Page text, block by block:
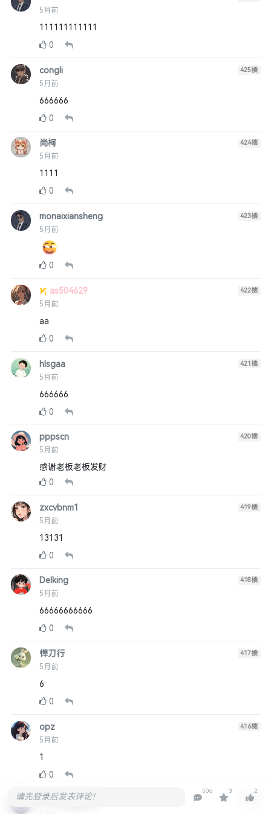
请先登录后发表评论！
506 3 2
5月前
111111111111
0
congli
5月前
425楼
666666
0
尚柯
5月前
424楼
1111
0
monaixiansheng
5月前
423楼
0
as504629
5月前
422楼
aa
0
hlsgaa
5月前
421楼
666666
0
pppscn
5月前
420楼
感谢老板老板发财
0
zxcvbnm1
5月前
419楼
13131
0
Delking
5月前
418楼
66666666666
0
悍刀行
5月前
417楼
6
0
opz
5月前
416楼
1
0
heihei 斗战无双 415 楼